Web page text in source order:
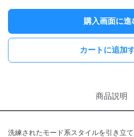
購入画面に進
カートに追加
商品説明
洗練されたモード系スタイルを引き立